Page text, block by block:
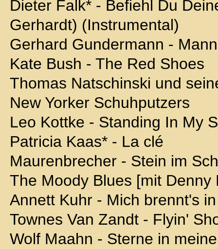
Dieter Falk* - Befiehl Du
Gerhardt) (Instrumental)
Gerhard Gundermann -
Kate Bush - The Red Shoes
Thomas Natschinski und
New Yorker Schuhputzers
Leo Kottke - Standing In My
Patricia Kaas* - La clé
Maurenbrecher - Stein im
The Moody Blues [mit Denny
Annett Kuhr - Mich brennt's
Townes Van Zandt - Flyin'
Wolf Maahn - Sterne in